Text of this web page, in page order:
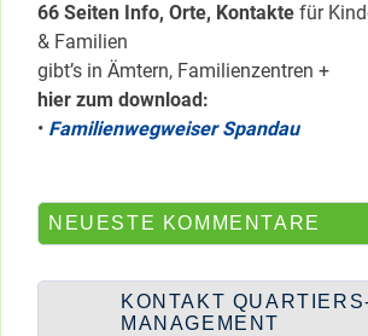
66 Seiten Info, Orte, Kontakte für
& Familien
gibt’s in Ämtern, Familienzentren +
hier zum download:
• Familienwegweiser Spandau
NEUESTE KOMMENTARE
KONTAKT
MANAGEMENT